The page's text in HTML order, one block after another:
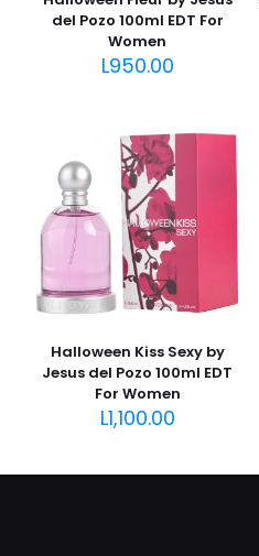
del Pozo 100ml EDT For
Women
L950.00
Halloween Kiss Sexy by
Jesus del Pozo 100ml EDT
For Women
L1,100.00